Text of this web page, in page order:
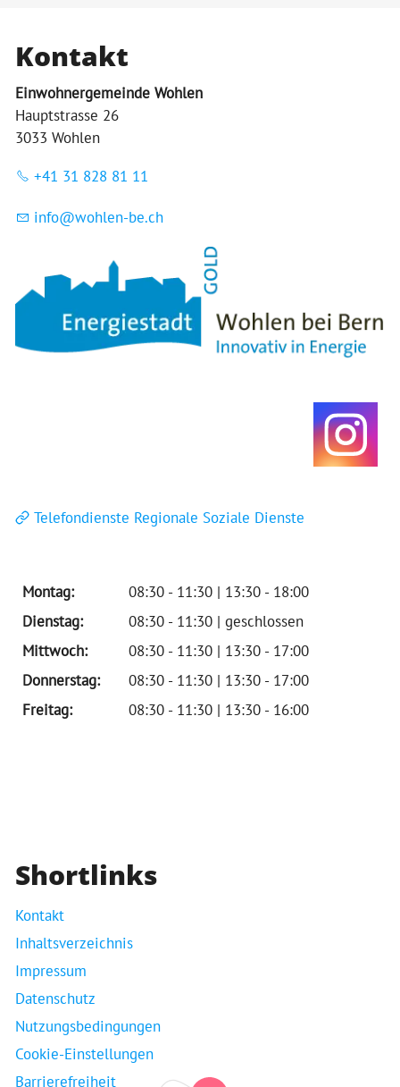
Kontakt
Einwohnergemeinde Wohlen
Hauptstrasse 26
3033 Wohlen
+41 31 828 81 11
nf w hl n-b ch
Telefondienste Regionale Soziale Dienste
Montag:
08:30 - 11:30 | 13:30 - 18:00
Dienstag:
08:30 - 11:30 | geschlossen
Mittwoch:
08:30 - 11:30 | 13:30 - 17:00
Donnerstag:
08:30 - 11:30 | 13:30 - 17:00
Freitag:
08:30 - 11:30 | 13:30 - 16:00
Shortlinks
Kontakt
Inhaltsverzeichnis
Impressum
Datenschutz
Nutzungsbedingungen
Cookie-Einstellungen
Barrierefreiheit